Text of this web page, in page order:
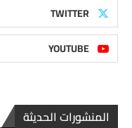
TWITTER
YOUTUBE
المنشورات الحديثة